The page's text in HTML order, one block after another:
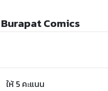
Comics
ให้ 5 คะแนน